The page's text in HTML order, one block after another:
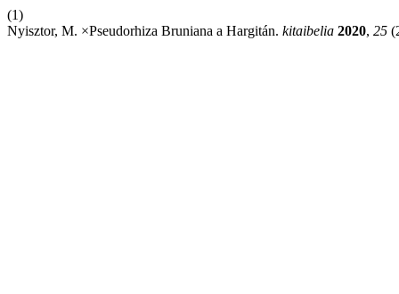
(1)
Nyisztor, M. ×Pseudorhiza Bruniana a Hargitán. kitaibelia 2020, 25